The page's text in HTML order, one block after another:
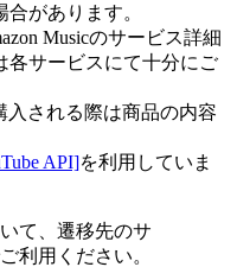
があります。
Musicのサービス詳細
各サービスにて十分にご
入される際は商品の内容
API]を利用していま
て、遷移先のサ
利用ください。